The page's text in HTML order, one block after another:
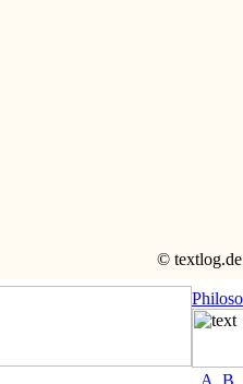
© textlog.de
A B